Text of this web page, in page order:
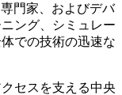
門家、およびデバ
ング、シミュレー
での技術の迅速な
セスを支える中央